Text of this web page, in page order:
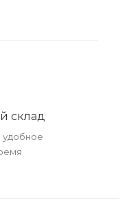
склад
удобное